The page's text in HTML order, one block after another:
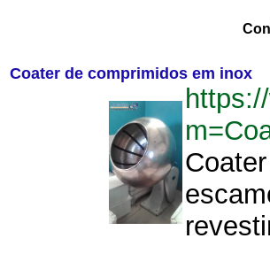
Coater de comprimidos em inox